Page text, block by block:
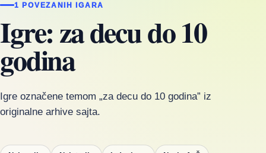
1 POVEZANIH IGARA
Igre: za decu do 10
godina
Igre označene temom „za decu do 10 godina” iz
originalne arhive sajta.